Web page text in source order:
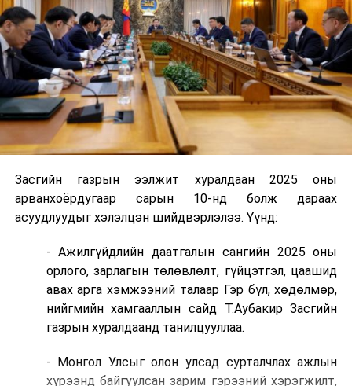
Засгийн газрын ээлжит хуралдаан 2025 оны
арванхоёрдугаар сарын 10-нд болж дараах
асуудлуудыг хэлэлцэн шийдвэрлэлээ. Үүнд:
- Ажилгүйдлийн даатгалын сангийн 2025 оны
орлого, зарлагын төлөвлөлт, гүйцэтгэл, цаашид
авах арга хэмжээний талаар Гэр бүл, хөдөлмөр,
нийгмийн хамгааллын сайд Т.Аубакир Засгийн
газрын хуралдаанд танилцууллаа.
- Монгол Улсыг олон улсад сурталчлах ажлын
хүрээнд байгуулсан зарим гэрээний хэрэгжилт,